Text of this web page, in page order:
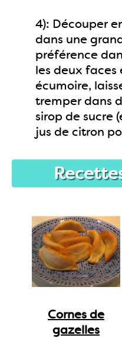
4): Découper
dans une
préférence
les deux
écumoire,
tremper dans
sirop de sucre
jus de citron
Cornes de
gazelles